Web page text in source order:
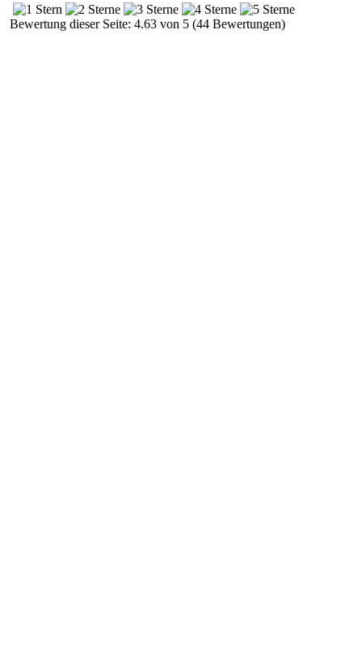
Bewertung dieser Seite: 4.63 von 5 (44 Bewertungen)